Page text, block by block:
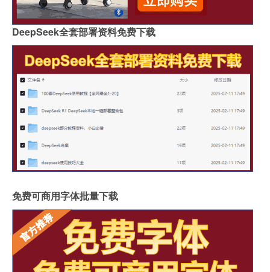
DeepSeek全套部署资料免费下载
免费可商用字体批量下载